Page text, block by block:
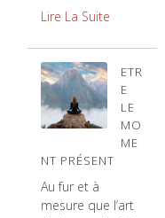
Lire La Suite
ETR
E
LE
MO
ME
NT PRÉSENT
Au fur et à
mesure que l’art